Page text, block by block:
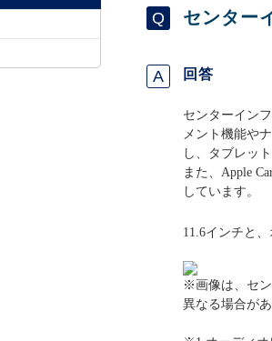
センター
回答
センターイン
メント機能や
し、タブレッ
また、Apple
しています。
11.6インチと
※画像は、セ
異なる場合が